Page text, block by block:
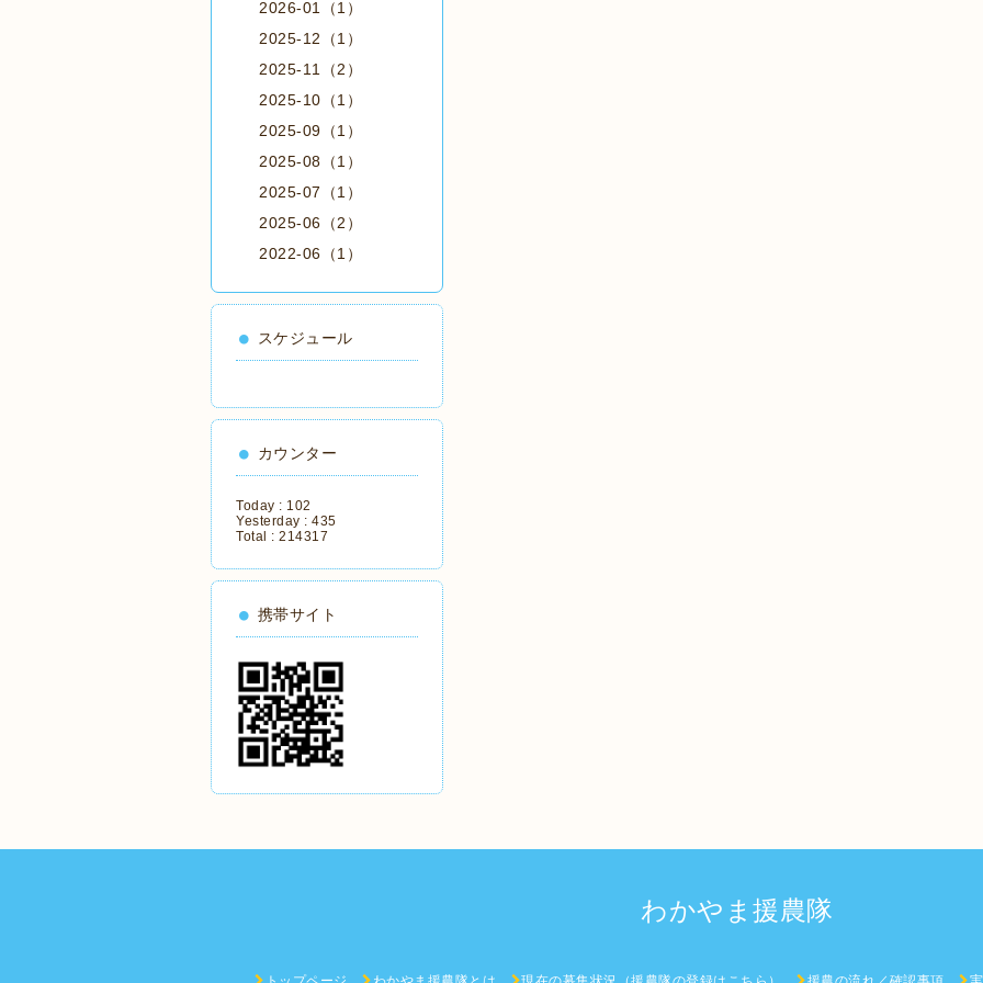
2026-01（1）
2025-12（1）
2025-11（2）
2025-10（1）
2025-09（1）
2025-08（1）
2025-07（1）
2025-06（2）
2022-06（1）
スケジュール
カウンター
Today : 102
Yesterday : 435
Total : 214317
携帯サイト
わかやま援農隊